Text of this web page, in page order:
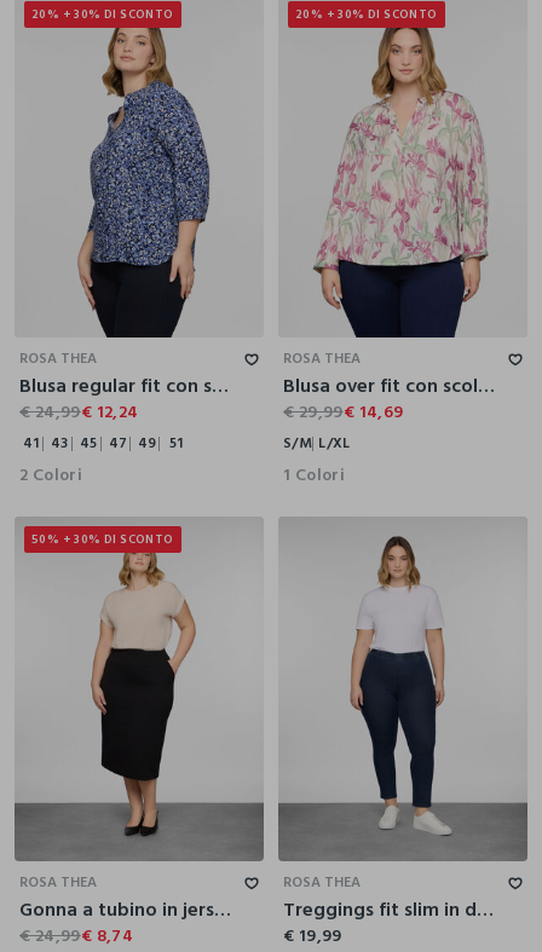
20% + 30% DI SCONTO
45
51
ROSA THEA
Blusa regular fit con scollo a V in pura viscosa donna curvy
€ 24,99€ 12,24
41 43 45 47 49 51
2 Colori
20% + 30% DI SCONTO
L/XL
ROSA THEA
Blusa over fit con scollo a V donna curvy
€ 29,99€ 14,69
S/M L/XL
1 Colori
50% + 30% DI SCONTO
XXL
ROSA THEA
Gonna a tubino in jersey di cotone stretch donna curvy
€ 24,99€ 8,74
49
ROSA THEA
Treggings fit slim in denim stretch donna curvy
€ 19,99